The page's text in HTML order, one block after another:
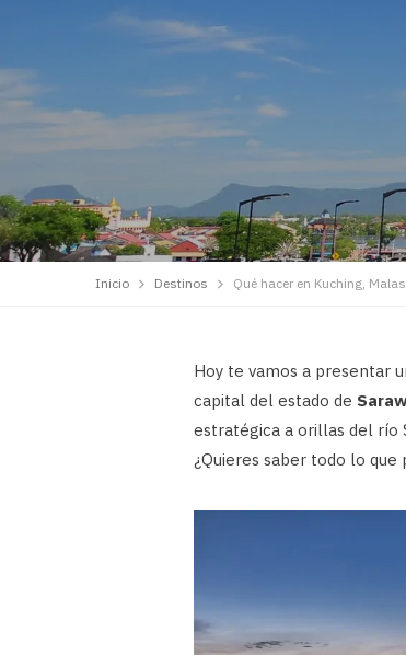
Inicio Destinos Qué hacer en Kuching,
Hoy te vamos a presentar
capital del estado de
estratégica a orillas del río
¿Quieres saber todo lo